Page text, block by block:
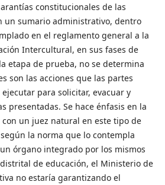
constitucionales de las
un sumario administrativo, dentro
en el reglamento general a la
Intercultural, en sus fases de
etapa de prueba, no se determina
son las acciones que las partes
para solicitar, evacuar y
presentadas. Se hace énfasis en la
un juez natural en este tipo de
la norma que lo contempla
un órgano integrado por los mismos
de educación, el Ministerio de
no estaría garantizando el